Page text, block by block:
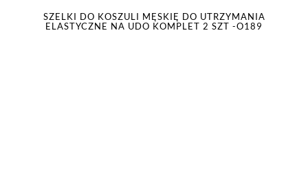
SZELKI DO KOSZULI MĘSKIĘ DO UTRZYMANIA
ELASTYCZNE NA UDO KOMPLET 2 SZT -O189